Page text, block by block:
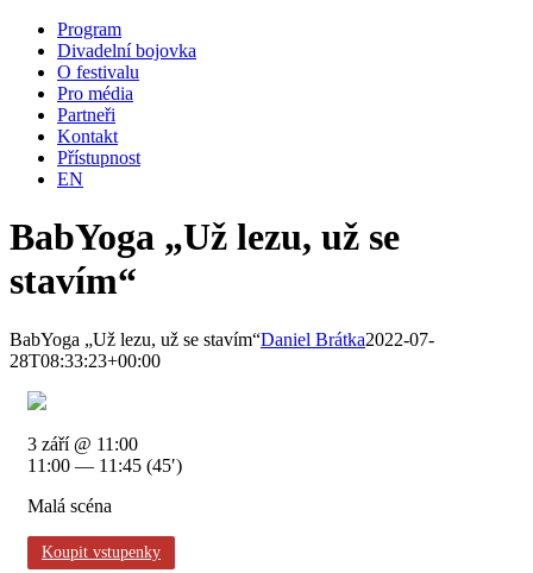
Program
Divadelní bojovka
O festivalu
Pro média
Partneři
Kontakt
Přístupnost
EN
BabYoga „Už lezu, už se
stavím“
BabYoga „Už lezu, už se stavím“Daniel Brátka2022-07-
28T08:33:23+00:00
3 září @ 11:00
11:00 — 11:45 (45′)
Malá scéna
Koupit vstupenky